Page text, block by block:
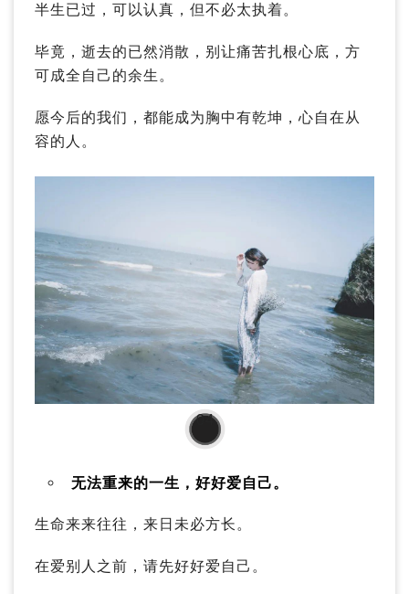
半生已过，可以认真，但不必太执着。
毕竟，逝去的已然消散，别让痛苦扎根心底，方
可成全自己的余生。
愿今后的我们，都能成为胸中有乾坤，心自在从
容的人。
04
无法重来的一生，好好爱自己。
生命来来往往，来日未必方长。
在爱别人之前，请先好好爱自己。